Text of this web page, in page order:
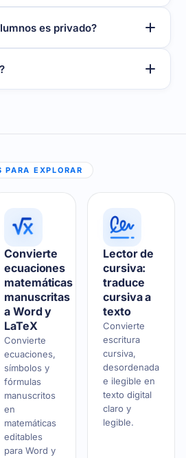
es privado?
PARA EXPLORAR
Convierte
ecuaciones
matemáticas
manuscritas
a Word y
LaTeX
Convierte
ecuaciones,
símbolos y
fórmulas
manuscritos
en
matemáticas
editables
para Word y
Lector de
cursiva:
traduce
cursiva a
texto
Convierte
escritura
cursiva,
desordenada
e ilegible en
texto digital
claro y
legible.